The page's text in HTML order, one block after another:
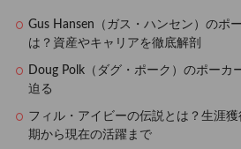
Gus Hansen（ガス・ハンセン）のポ
は？資産やキャリアを徹底解剖
Doug Polk（ダグ・ポーク）のポーカ
迫る
フィル・アイビーの伝説とは？生涯
期から現在の活躍まで